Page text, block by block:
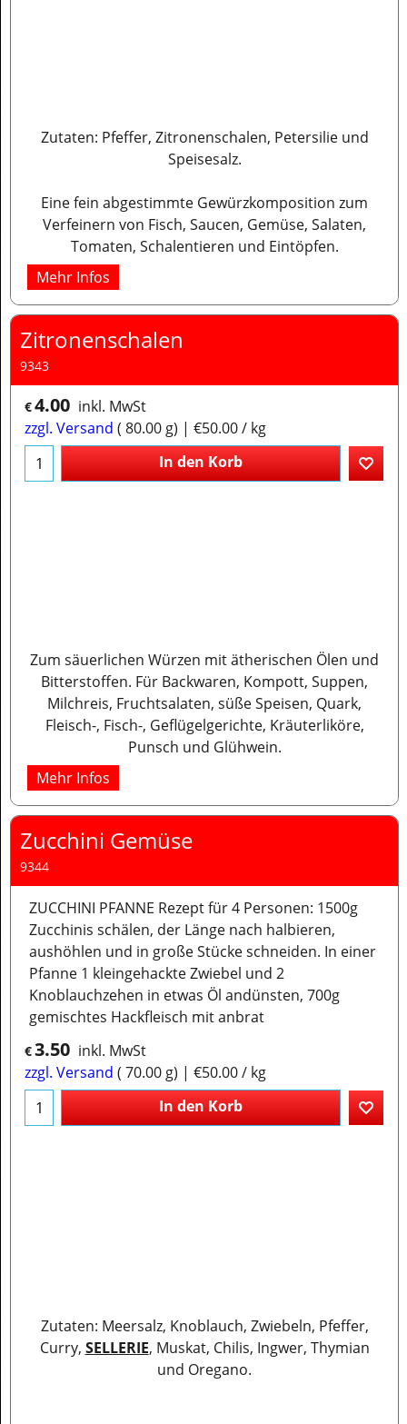
Zutaten: Pfeffer, Zitronenschalen, Petersilie und
Speisesalz.
Eine fein abgestimmte Gewürzkomposition zum
Verfeinern von Fisch, Saucen, Gemüse, Salaten,
Tomaten, Schalentieren und Eintöpfen.
Mehr Infos
Zitronenschalen
9343
€4.00 inkl. MwSt
zzgl. Versand
80.00 g €50.00/ kg
In den Korb
Zum säuerlichen Würzen mit ätherischen Ölen und
Bitterstoffen. Für Backwaren, Kompott, Suppen,
Milchreis, Fruchtsalaten, süße Speisen, Quark,
Fleisch-, Fisch-, Geflügelgerichte, Kräuterliköre,
Punsch und Glühwein.
Mehr Infos
Zucchini Gemüse
9344
ZUCCHINI PFANNE Rezept für 4 Personen: 1500g
Zucchinis schälen, der Länge nach halbieren,
aushöhlen und in große Stücke schneiden. In einer
Pfanne 1 kleingehackte Zwiebel und 2
Knoblauchzehen in etwas Öl andünsten, 700g
gemischtes Hackfleisch mit anbrat
€3.50 inkl. MwSt
zzgl. Versand
70.00 g €50.00/ kg
In den Korb
Zutaten: Meersalz, Knoblauch, Zwiebeln, Pfeffer,
Curry, SELLERIE, Muskat, Chilis, Ingwer, Thymian
und Oregano.